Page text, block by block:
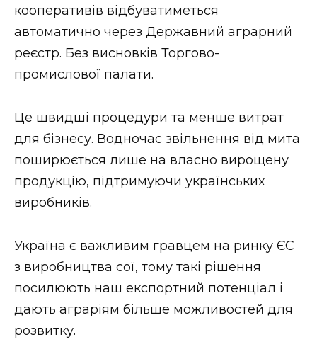
кооперативів відбуватиметься
автоматично через Державний аграрний
реєстр. Без висновків Торгово-
промислової палати.
Це швидші процедури та менше витрат
для бізнесу. Водночас звільнення від мита
поширюється лише на власно вирощену
продукцію, підтримуючи українських
виробників.
Україна є важливим гравцем на ринку ЄС
з виробництва сої, тому такі рішення
посилюють наш експортний потенціал і
дають аграріям більше можливостей для
розвитку.